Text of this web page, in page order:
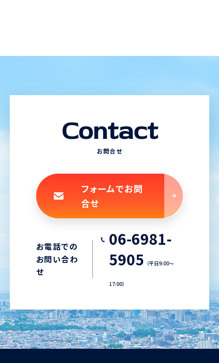
Contact
お問合せ
フォームでお問
合せ
お電話での
お問い合わ
せ
06-6981-
5905 （平日9:00〜
17:00）